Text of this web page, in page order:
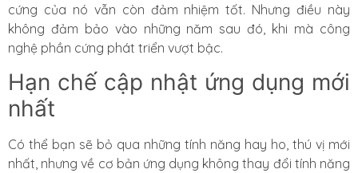
cứng của nó vẫn còn đảm nhiệm tốt. Nhưng điều này
không đảm bảo vào những năm sau đó, khi mà công
nghệ phần cứng phát triển vượt bậc.
Hạn chế cập nhật ứng dụng mới
nhất
Có thể bạn sẽ bỏ qua những tính năng hay ho, thú vị mới
nhất, nhưng về cơ bản ứng dụng không thay đổi tính năng